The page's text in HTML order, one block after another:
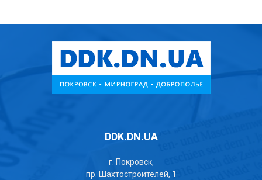
DDK.DN.UA
г. Покровск,
пр. Шахтостроителей, 1